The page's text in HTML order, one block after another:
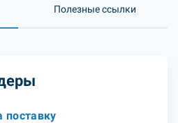
Полезные ссылки
поставку